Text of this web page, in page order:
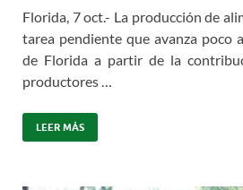
Florida, 7 oct.- La producción de
tarea pendiente que avanza poco
de Florida a partir de la
productores …
LEER MÁS